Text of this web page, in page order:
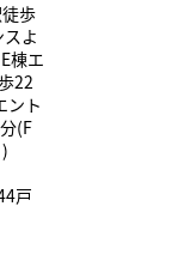
歩
よ
棟エ
22
ント
(F
戸